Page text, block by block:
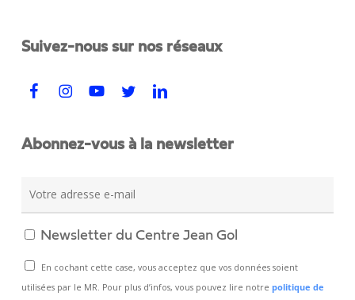
Suivez-nous sur nos réseaux
Abonnez-vous à la newsletter
Newsletter du Centre Jean Gol
En cochant cette case, vous acceptez que vos données soient
utilisées par le MR. Pour plus d’infos, vous pouvez lire notrepolitique de